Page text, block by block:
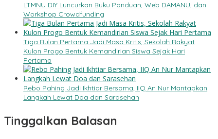
LTMNU DIY Luncurkan Buku Panduan, Web DAMANU, dan
Workshop Crowdfunding
Tiga Bulan Pertama Jadi Masa Kritis, Sekolah Rakyat
Kulon Progo Bentuk Kemandirian Siswa Sejak Hari
Pertama
Rebo Pahing Jadi Ikhtiar Bersama, IIQ An Nur Mantapkan
Langkah Lewat Doa dan Sarasehan
Tinggalkan Balasan